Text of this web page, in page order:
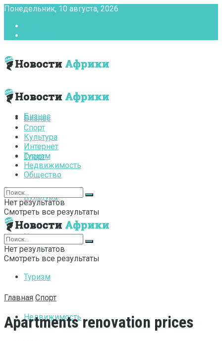
Понедельник, 10 августа, 2026
Бизнес
Спорт
Культура
Интернет
Туризм
Недвижимость
Бизнес
Спорт
Культура
Интернет
Туризм
Недвижимость
Общество
Нет результатов
Смотреть все результаты
Нет результатов
Смотреть все результаты
Главная Спорт
Apartments renovation prices